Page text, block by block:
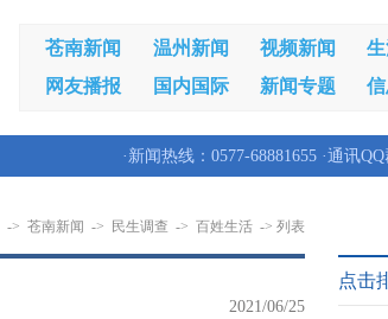
苍南新闻 温州新闻 视频新闻
网友播报
国内国际 新闻专题
·新闻热线：0577-68881655 ·通讯
-> 苍南新闻 -> 民生调查 -> 百姓生活 -> 列表
2021/06/25
点击